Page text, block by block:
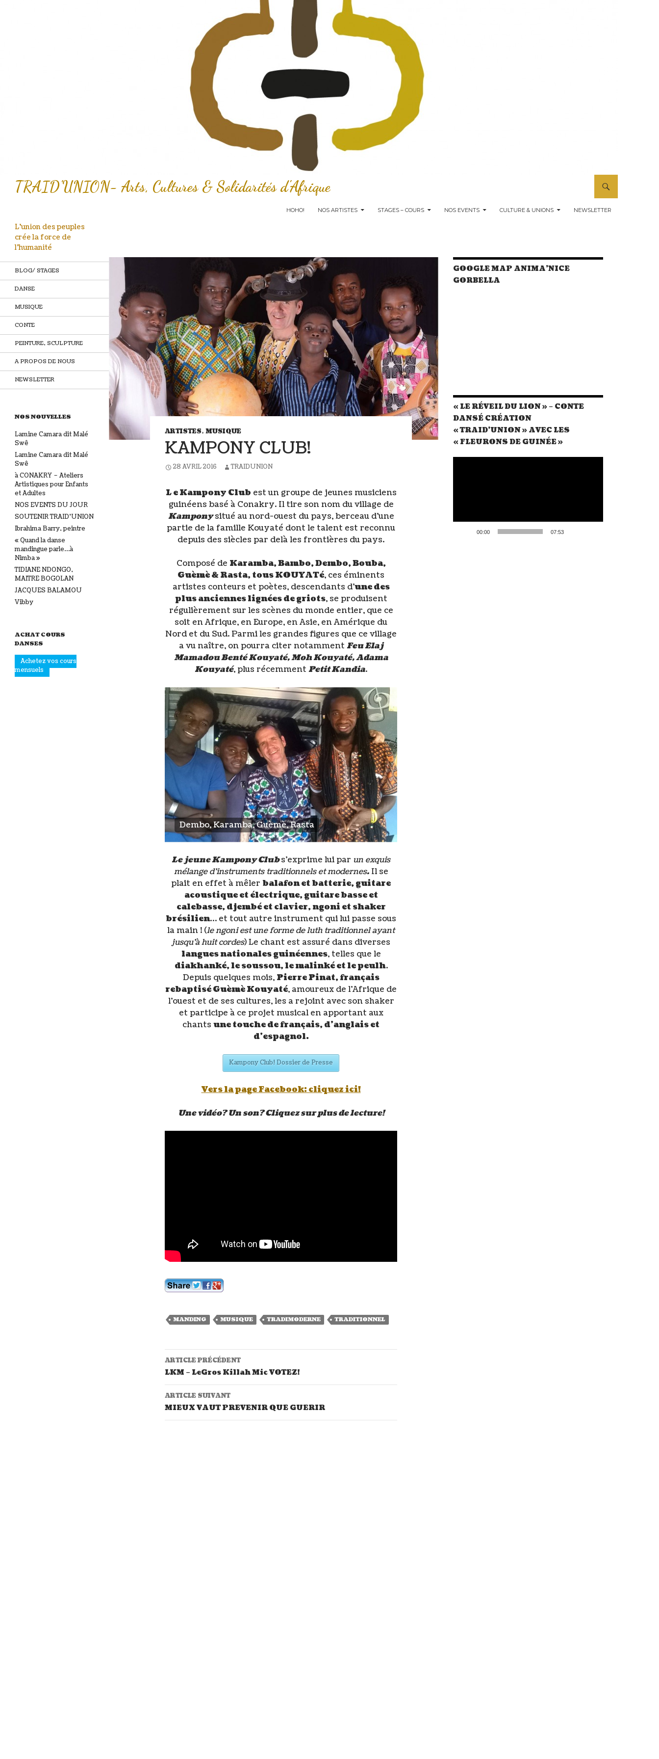
TRAID'UNION- Arts, Cultures & Solidarités d'Afrique
Recherche
HOHO! NOS ARTISTES STAGES – COURS NOS EVENTS CULTURE & UNIONS NEWSLETTER
ARTISTES, MUSIQUE
KAMPONY CLUB!
28 AVRIL 2016 TRAIDUNION
L e Kampony Club est un groupe de jeunes musiciens
guinéens basé à Conakry. Il tire son nom du village de
Kamponysitué au nord-ouest du pays, berceau d’une
partie de la famille Kouyaté dont le talent est reconnu
depuis des siècles par delà les frontières du pays.
Composé de Karamba, Bambo, Dembo, Bouba,
Guèmè & Rasta, tous KOUYATé, ces éminents
artistes conteurs et poètes, descendants d’une des
plus anciennes lignées de griots, se produisent
régulièrement sur les scènes du monde entier, que ce
soit en Afrique, en Europe, en Asie, en Amérique du
Nord et du Sud. Parmi les grandes figures que ce village
a vu naître, on pourra citer notamment Feu Elaj
Mamadou Benté Kouyaté, Moh Kouyaté, Adama
Kouyaté, plus récemment Petit Kandia.
Dembo, Karamba, Guèmè, Rasta
Le jeune Kampony Clubs’exprime lui par un exquis
mélange d’instruments traditionnels et modernes. Il se
plait en effet à mêler balafon et batterie, guitare
acoustique et électrique, guitare basse et
calebasse, djembé et clavier, ngoni et shaker
brésilien… et tout autre instrument qui lui passe sous
la main ! (le ngoni est une forme de luth traditionnel ayant
jusqu’à huit cordes) Le chant est assuré dans diverses
langues nationales guinéennes, telles que le
diakhanké, le soussou, le malinké et le peulh.
Depuis quelques mois, Pierre Pinat, français
rebaptisé Guèmè Kouyaté, amoureux de l’Afrique de
l’ouest et de ses cultures, les a rejoint avec son shaker
et participe à ce projet musical en apportant aux
chants une touche de français, d’anglais et
d’espagnol.
Kampony Club! Dossier de Presse
Vers la page Facebook: cliquez ici!
Une vidéo? Un son? Cliquez sur plus de lecture!
MANDING MUSIQUE TRADIMODERNE TRADITIONNEL
Navigation de l’article
ARTICLE PRÉCÉDENT
LKM – LeGros Killah Mic VOTEZ!
ARTICLE SUIVANT
MIEUX VAUT PREVENIR QUE GUERIR
GOOGLE MAP ANIMA’NICE
GORBELLA
« LE RÉVEIL DU LION » – CONTE
DANSÉ CRÉATION
« TRAID’UNION » AVEC LES
« FLEURONS DE GUINÉE »
00:00 07:53
L'union des peuples
crée la force de
l'humanité
BLOG/ STAGES
DANSE
MUSIQUE
CONTE
PEINTURE, SCULPTURE
A PROPOS DE NOUS
NEWSLETTER
NOS NOUVELLES
Lamine Camara dit Malé
Swê
Lamine Camara dit Malé
Swê
à CONAKRY – Ateliers
Artistiques pour Enfants
et Adultes
NOS EVENTS DU JOUR
SOUTENIR TRAID’UNION
Ibrahima Barry, peintre
« Quand la danse
mandingue parle…à
Nimba »
TIDIANE NDONGO,
MAITRE BOGOLAN
JACQUES BALAMOU
Vibby
ACHAT COURS
DANSES
Achetez vos cours
mensuels